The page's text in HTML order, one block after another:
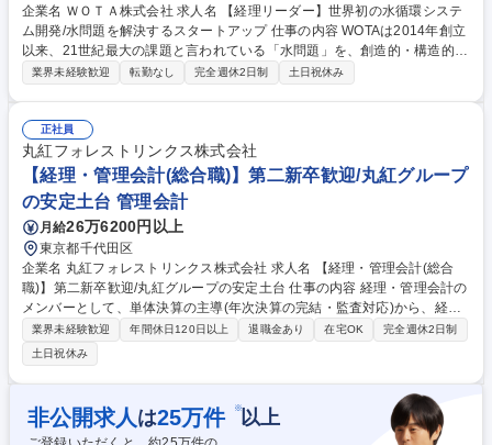
企業名 ＷＯＴＡ株式会社 求人名 【経理リーダー】世界初の水循環システ
ム開発/水問題を解決するスタートアップ 仕事の内容 WOTAは2014年創立
以来、21世紀最大の課題と言われている「水問題」を、創造的・構造的に
解決することを目指しているスタートアップ企業です。 経理リーダーとし
示書類(有価証券報告書、決算短信など)の作成支援 ■経理チームの指導、
育成、業務効率化の推進 ■管理会計：経営判断に資するデータ提供、事業
計画策定支援 ■税務申告関連業務のチェック、顧問税理士との連携 募集職
種 【経理リーダー】世界初の水循環システム開発/水問題を解決するスタ
ートアップ
業界未経験歓迎 転勤なし 完全週休2日制 土日祝休み
正社員
丸紅フォレストリンクス株式会社
【経理・管理会計(総合職)】第二新卒歓迎/丸紅グループ
の安定土台 管理会計
月給26万6200円以上
東京都千代田区
企業名 丸紅フォレストリンクス株式会社 求人名 【経理・管理会計(総合
職)】第二新卒歓迎/丸紅グループの安定土台 仕事の内容 経理・管理会計の
メンバーとして、単体決算の主導(年次決算の完結・監査対応)から、経営
層や親会社への報告に直結する「管理会計(業績分析・予算管理)」に携わ
っていただきます。 【詳細】■管理会計・業績管理(最重要ミッション)：
月次、四半期業績報告(PL/BS/CF)の作成および経営層向けレポート集計な
ど ■財務会計(単体決算の主導・完結)：月次、四半期、年次決算実務の遂
行と決算着地のリードなど ■税務会計(データ集計まで)：各種税務申告
（法人税・住民税・事業税・消費税）に必要な基礎データの集計・整備な
業界未経験歓迎 年間休日120日以上 退職金あり 在宅OK
完全週休2日制
土日祝休み
非公開求人 は25万件 ※以上